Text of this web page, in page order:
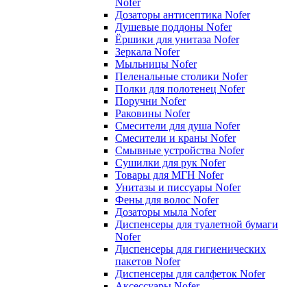
Nofer
Дозаторы антисептика Nofer
Душевые поддоны Nofer
Ёршики для унитаза Nofer
Зеркала Nofer
Мыльницы Nofer
Пеленальные столики Nofer
Полки для полотенец Nofer
Поручни Nofer
Раковины Nofer
Смесители для душа Nofer
Смесители и краны Nofer
Смывные устройства Nofer
Сушилки для рук Nofer
Товары для МГН Nofer
Унитазы и писсуары Nofer
Фены для волос Nofer
Дозаторы мыла Nofer
Диспенсеры для туалетной бумаги
Nofer
Диспенсеры для гигиенических
пакетов Nofer
Диспенсеры для салфеток Nofer